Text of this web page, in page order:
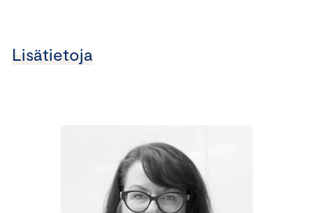
Lisätietoja